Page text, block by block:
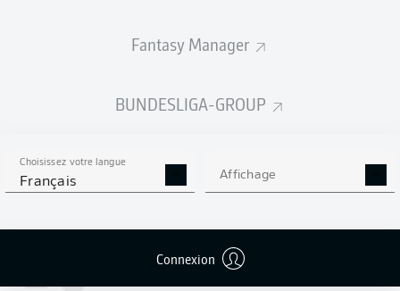
Fantasy Manager
BUNDESLIGA-GROUP
Choisissez votre langue
Français Affichage
Connexion